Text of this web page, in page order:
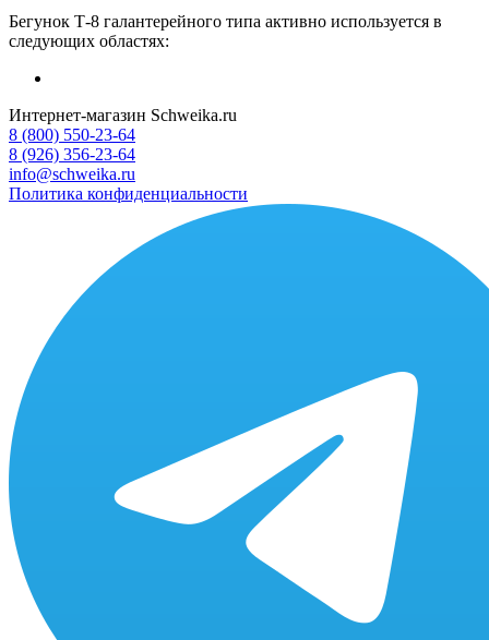
Бегунок Т-8 галантерейного типа активно используется в
следующих областях:
Интернет-магазин Schweika.ru
8 (800) 550-23-64
8 (926) 356-23-64
info@schweika.ru
Политика конфиденциальности